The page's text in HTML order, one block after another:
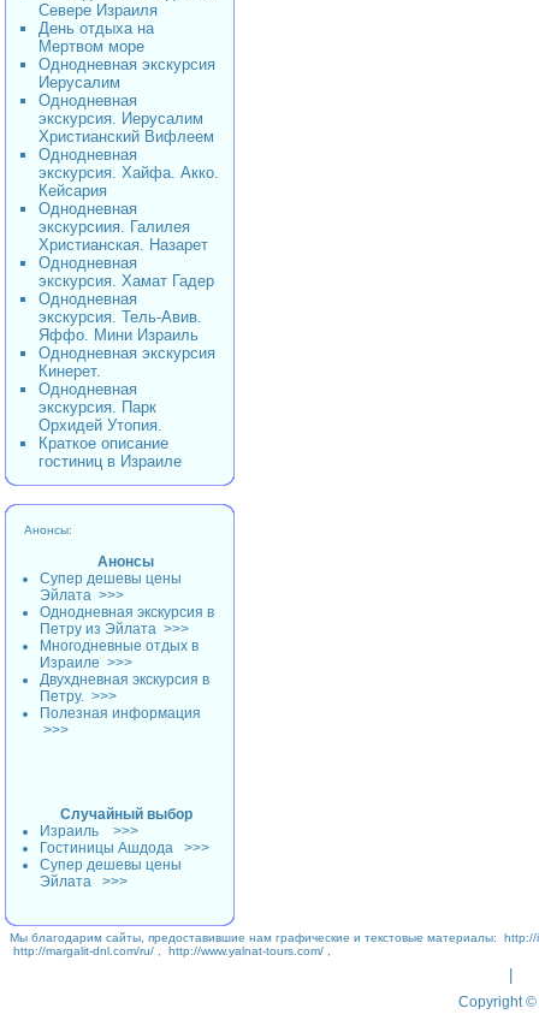
Севере Израиля
День отдыха на
Мертвом море
Однодневная экскурсия
Иерусалим
Однодневная
экскурсия. Иерусалим
Христианский Вифлеем
Однодневная
экскурсия. Хайфа. Акко.
Кейсария
Однодневная
экскурсиия. Галилея
Христианская. Назарет
Однодневная
экскурсия. Хамат Гадер
Однодневная
экскурсия. Тель-Авив.
Яффо. Мини Израиль
Однодневная экскурсия
Кинерет.
Однодневная
экскурсия. Парк
Орхидей Утопия.
Краткое описание
гостиниц в Израиле
Анонсы:
Анонсы
Супер дешевы цены
Эйлата >>>
Однодневная экскурсия в
Петру из Эйлата >>>
Многодневные отдых в
Израиле >>>
Двухдневная экскурсия в
Петру. >>>
Полезная информация
>>>
Случайный выбор
Израиль
>>>
Гостиницы Ашдода
>>>
Супер дешевы цены
Эйлата
>>>
Мы благодарим сайты, предоставившие нам графические и текстовые материалы:
http://
http://margalit-dnl.com/ru/
http://www.yalnat-tours.com/
Copyright ©